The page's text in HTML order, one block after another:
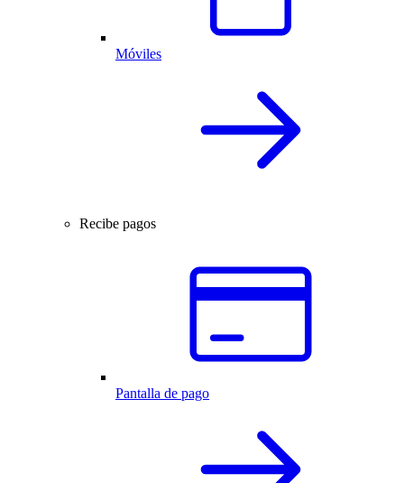
Móviles
Recibe pagos
Pantalla de pago